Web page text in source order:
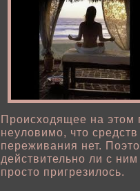
Происходящее на этом
неулοвимо, что
переживания нет.
действительно ли с
просто пригрезилοсь.